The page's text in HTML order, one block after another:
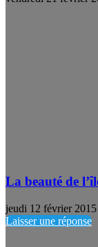
La beauté de
jeudi 12 février 2015
Laisser une réponse